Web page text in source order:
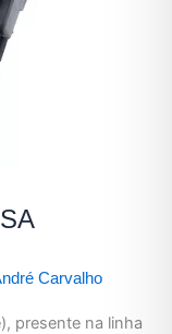
Carvalho
presente na linha